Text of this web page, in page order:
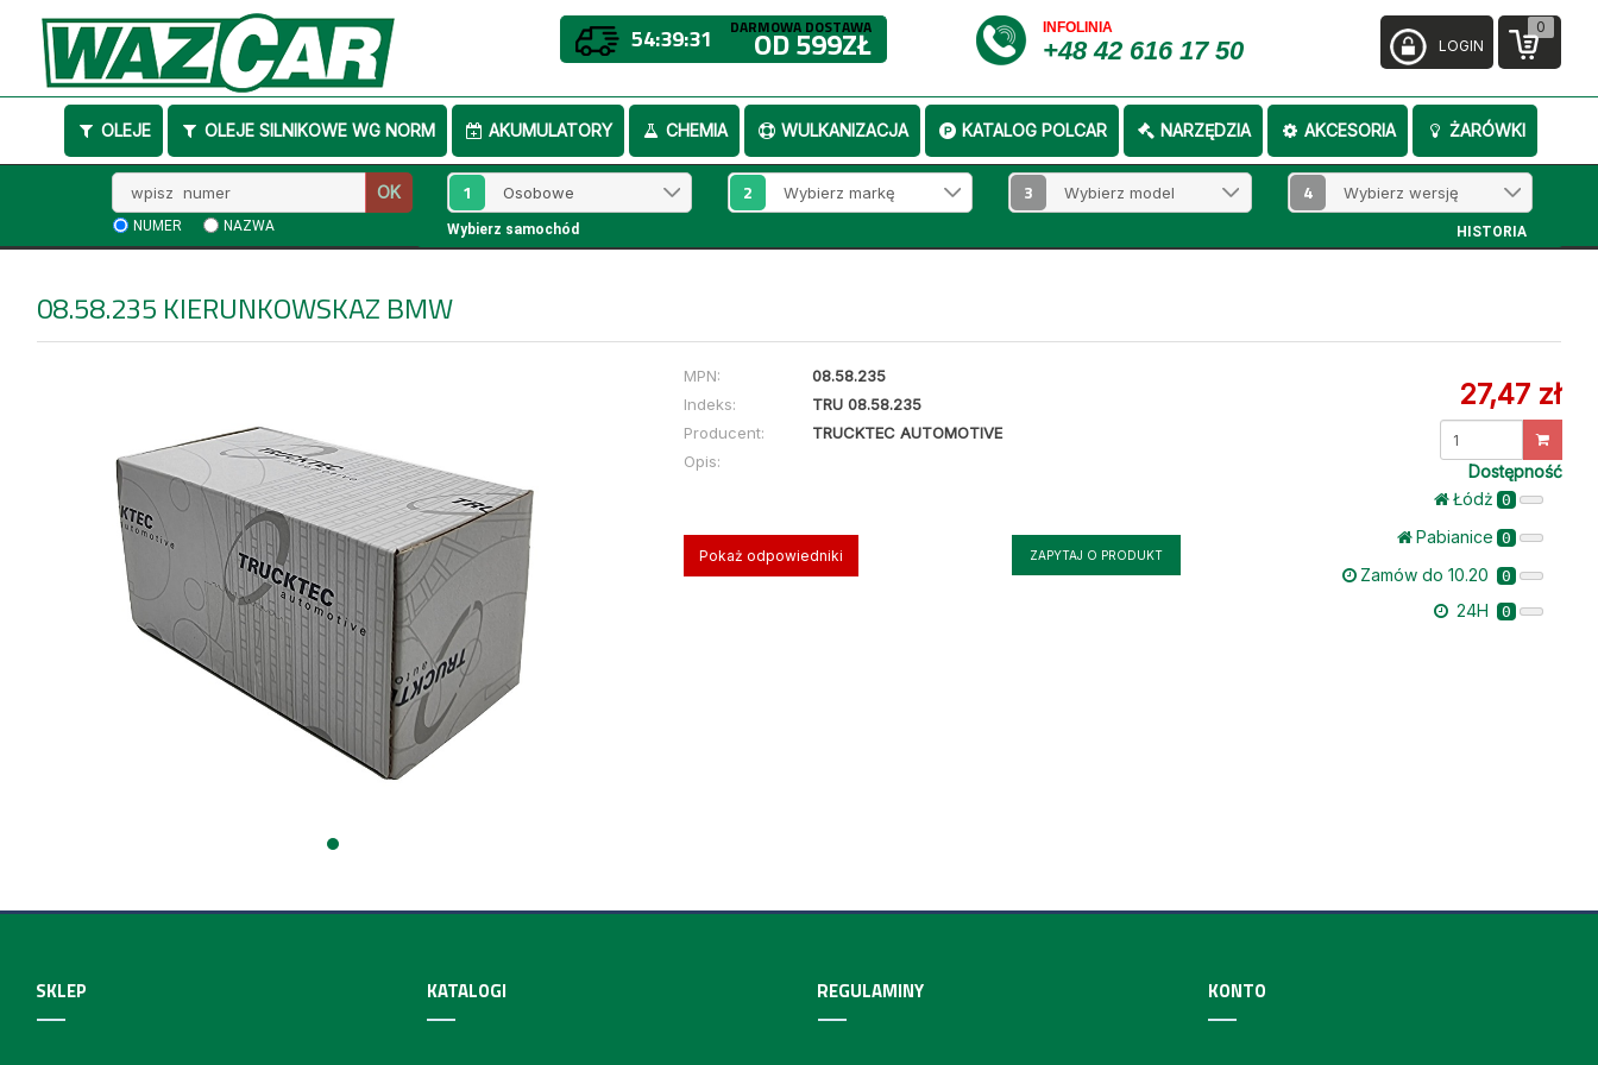
54:39:31 DARMOWA DOSTAWA
OD 599ZŁ INFOLINIA
+48 42 616 17 50
OLEJE OLEJE SILNIKOWE WG NORM AKUMULATORY CHEMIA WULKANIZACJA KATALOG POLCAR NARZĘDZIA AKCESORIA ŻARÓWKI
0
LOGIN
numer
OK
NUMER NAZWA
1 2 3 4
Wybierz samochód HISTORIA
08.58.235 KIERUNKOWSKAZ BMW
MPN:
08.58.235
Indeks:
TRU 08.58.235
Producent:
TRUCKTEC AUTOMOTIVE
Opis:
Pokaż odpowiedniki ZAPYTAJ O PRODUKT
27,47 zł
Dostępność
Łódż 0
Pabianice 0
Zamów do 10.20 0
24H 0
SKLEP KATALOGI REGULAMINY KONTO